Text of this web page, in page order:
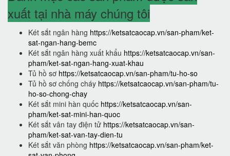
xuất tại nhà máy chúng tôi
Két sắt ngân hàng https://ketsatcaocap.vn/san-pham/ket-
sat-ngan-hang-bemc
Két sắt ngân hàng xuất khẩu https://ketsatcaocap.vn/san-
pham/ket-sat-ngan-hang-xuat-khau
Tủ hồ sơ https://ketsatcaocap.vn/san-pham/tu-ho-so
Tủ hồ sơ chống cháy https://ketsatcaocap.vn/san-pham/tu-
ho-so-chong-chay
Két sắt mini hàn quốc https://ketsatcaocap.vn/san-
pham/ket-sat-mini-han-quoc
Két sắt vân tay điện tử https://ketsatcaocap.vn/san-
pham/ket-sat-van-tay-dien-tu
Két sắt văn phòng https://ketsatcaocap.vn/san-pham/ket-